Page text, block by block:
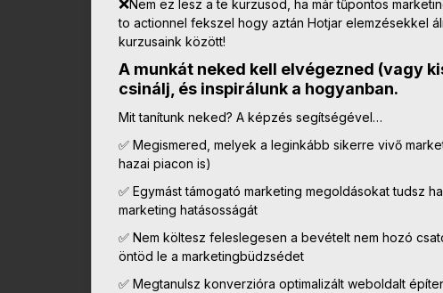
Nem ez lesz a te kurzusod, ha már tűpontos
to actionnel fekszel hogy aztán Hotjar elemzésekkel
kurzusaink között!
A munkát neked kell elvégezned (vagy
csinálj, és inspirálunk a hogyanban.
Mit tanítunk neked? A képzés segítségével…
✅ Megismered, melyek a leginkább sikerre vivő
hazai piacon is)
✅ Egymást támogató marketing megoldásokat tudsz
marketing hatásosságát
✅ Nem költesz feleslegesen a bevételt nem hozó
öntöd le a marketingbüdzsédet
✅ Megtanulsz konverzióra optimalizált weboldalt